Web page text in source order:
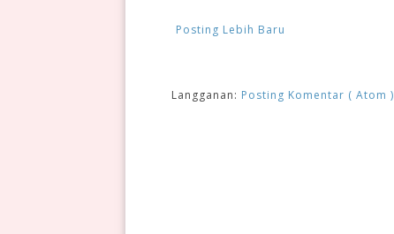
Posting Lebih Baru
Langganan: Posting Komentar ( Atom )